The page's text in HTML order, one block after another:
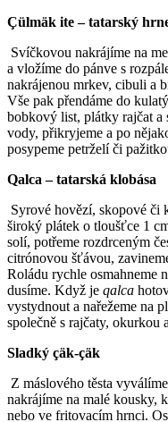
Çülmäk ite – tatarský
Svíčkovou nakrájíme na
a vložíme do pánve s
nakrájenou mrkev, cibuli a
Vše pak přendáme do
bobkový list, plátky rajčat a
vody, přikryjeme a po
posypeme petrželí či
Qalca – tatarská klobása
Syrové hovězí, skopové či
široký plátek o tloušťce 1
solí, potřeme rozdrceným
citrónovou šťávou,
Roládu rychle osmahneme
dusíme. Když je qalca
vystydnout a nařežeme na
společně s rajčaty, okurkou
Sladký çäk-çäk
Z máslového těsta
nakrájíme na malé kousky,
nebo ve fritovacím hrnci.